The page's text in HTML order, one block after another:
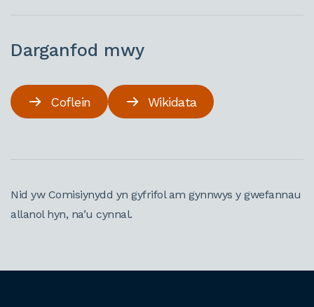
Darganfod mwy
Coflein Wikidata
Nid yw Comisiynydd yn gyfrifol am gynnwys y gwefannau
allanol hyn, na’u cynnal.